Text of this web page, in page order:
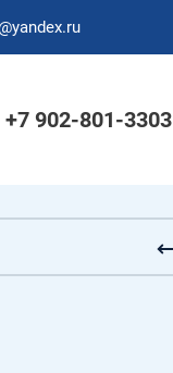
+7 902-801-3303